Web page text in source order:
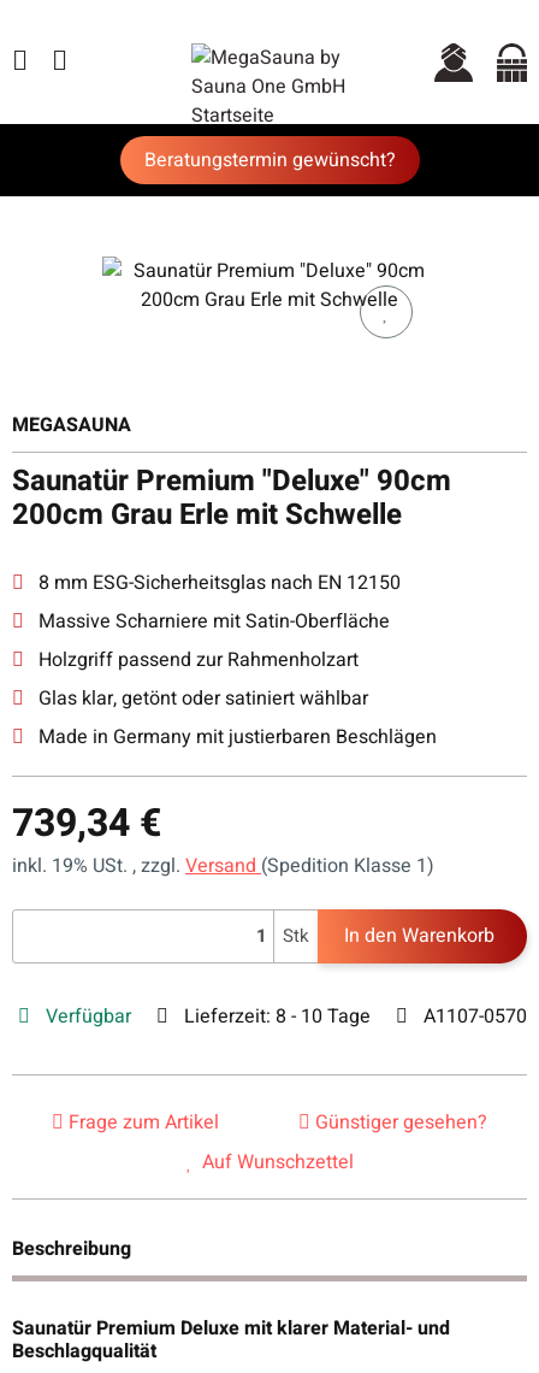
Beratungstermin gewünscht?
MEGASAUNA
Saunatür Premium "Deluxe" 90cm
200cm Grau Erle mit Schwelle
8 mm ESG-Sicherheitsglas nach EN 12150
Massive Scharniere mit Satin-Oberfläche
Holzgriff passend zur Rahmenholzart
Glas klar, getönt oder satiniert wählbar
Made in Germany mit justierbaren Beschlägen
739,34 €
inkl. 19% USt. , zzgl. Versand(Spedition Klasse 1)
Stk In den Warenkorb
Verfügbar Lieferzeit: 8 - 10 Tage A1107-0570
Frage zum Artikel
Günstiger gesehen?
Auf Wunschzettel
Beschreibung
Saunatür Premium Deluxe mit klarer Material- und
Beschlagqualität